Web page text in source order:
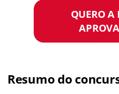
QUERO
Resumo do